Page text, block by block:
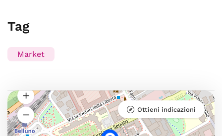
Tag
Market
Ottieni indicazioni